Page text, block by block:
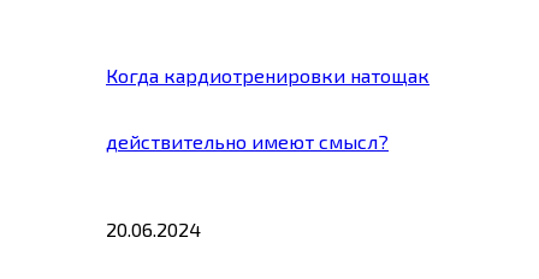
Когда кардиотренировки натощак
действительно имеют смысл?
20.06.2024